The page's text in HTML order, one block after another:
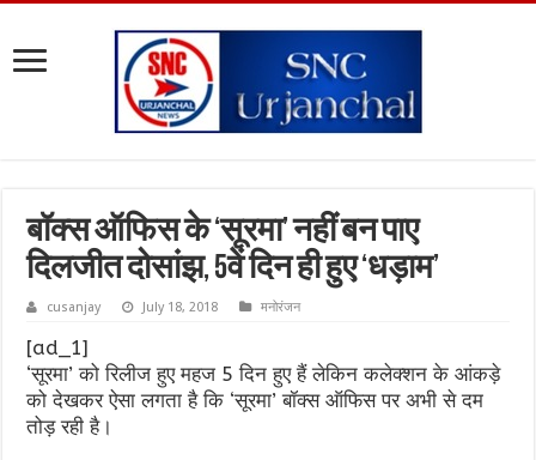
बॉक्स ऑफिस के ‘सूरमा’ नहीं बन पाए
दिलजीत दोसांझ, 5वें दिन ही हुए ‘धड़ाम’
cusanjay July 18, 2018 मनोरंजन
[ad_1]
‘सूरमा’ को रिलीज हुए महज 5 दिन हुए हैं लेकिन कलेक्शन के आंकड़े
को देखकर ऐसा लगता है कि ‘सूरमा’ बॉक्स ऑफिस पर अभी से दम
तोड़ रही है।